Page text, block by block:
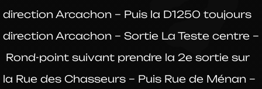
direction Arcachon – Puis la D1250 toujours
direction Arcachon – Sortie La Teste centre –
Rond-point suivant prendre la 2e sortie sur
la Rue des Chasseurs – Puis Rue de Ménan –